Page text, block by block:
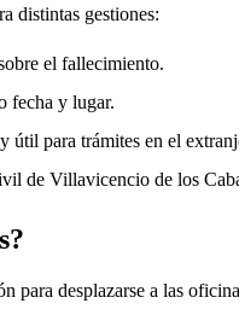
distintas gestiones:
el fallecimiento.
fecha y lugar.
útil para trámites en el
de Villavicencio de los
?
para desplazarse a las